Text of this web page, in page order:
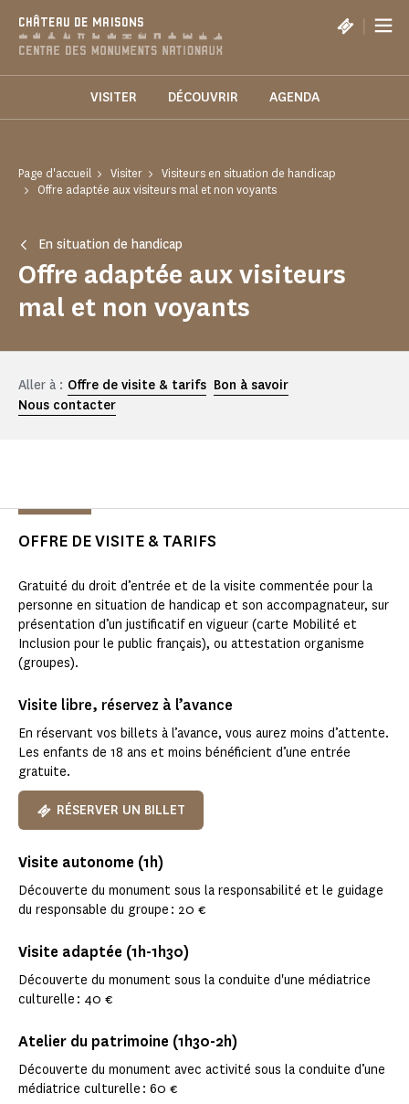
CHÂTEAU DE MAISONS |
VISITER DÉCOUVRIR AGENDA
Page d'accueil Visiter
Visiteurs en situation de handicap
Offre adaptée aux visiteurs mal et non voyants
En situation de handicap
Offre adaptée aux visiteurs
mal et non voyants
Aller à : Offre de visite & tarifs Bon à savoir
Nous contacter
OFFRE DE VISITE & TARIFS
Gratuité du droit d’entrée et de la visite commentée pour la
personne en situation de handicap et son accompagnateur, sur
présentation d’un justificatif en vigueur (carte Mobilité et
Inclusion pour le public français), ou attestation organisme
(groupes).
Visite libre, réservez à l’avance
En réservant vos billets à l’avance, vous aurez moins d’attente.
Les enfants de 18 ans et moins bénéficient d’une entrée
gratuite.
RÉSERVER UN BILLET
Visite autonome (1h)
Découverte du monument sous la responsabilité et le guidage
du responsable du groupe : 20 €
Visite adaptée (1h-1h30)
Découverte du monument sous la conduite d'une médiatrice
culturelle : 40 €
Atelier du patrimoine (1h30-2h)
Découverte du monument avec activité sous la conduite d’une
médiatrice culturelle : 60 €